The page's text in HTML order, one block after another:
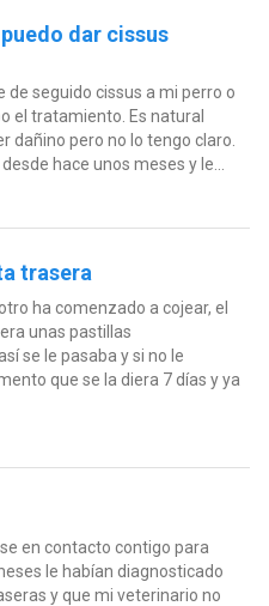
dar cissus
de seguido cissus a mi perro o
el tratamiento. Es natural
dañino pero no lo tengo claro.
hace unos meses y le...
trasera
ha comenzado a cojear, el
unas pastillas
se le pasaba y si no le
que se la diera 7 días y ya
en contacto contigo para
le habían diagnosticado
y que mi veterinario no